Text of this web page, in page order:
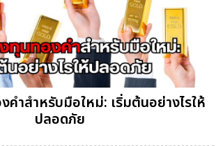
คำสำหรับมือใหม่: เริ่มต้นอย่างไรให้
ปลอดภัย